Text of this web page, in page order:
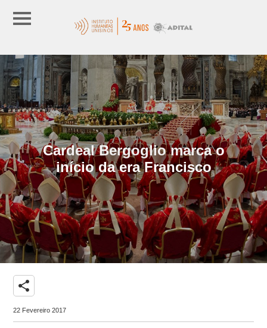
Cardeal Bergoglio marca o
início da era Francisco
share
22 Fevereiro 2017